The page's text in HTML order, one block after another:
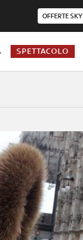
OFFERTE SKY
SPETTACOLO